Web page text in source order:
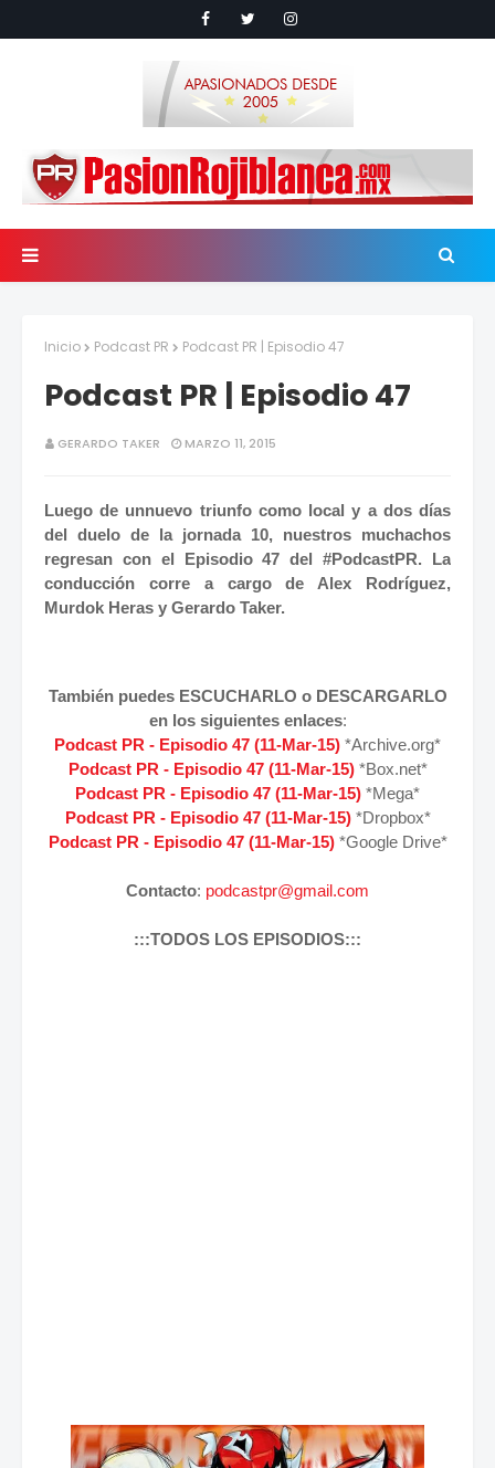
Inicio Podcast PR Podcast PR | Episodio 47
Podcast PR | Episodio 47
GERARDO TAKER MARZO 11, 2015
Luego de unnuevo triunfo como local y a dos días
del duelo de la jornada 10, nuestros muchachos
regresan con el Episodio 47 del #PodcastPR. La
conducción corre a cargo de Alex Rodríguez,
Murdok Heras y Gerardo Taker.
También puedes ESCUCHARLO o DESCARGARLO
en los siguientes enlaces:
Podcast PR - Episodio 47 (11-Mar-15) *Archive.org*
Podcast PR - Episodio 47(11-Mar-15)*Box.net*
Podcast PR - Episodio 47 (11-Mar-15) *Mega*
Podcast PR - Episodio 47(11-Mar-15)*Dropbox*
Podcast PR - Episodio 47(11-Mar-15)*Google Drive*
Contacto: podcastpr@gmail.com
:::TODOS LOS EPISODIOS:::